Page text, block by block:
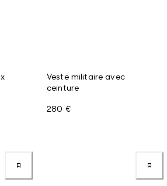
Veste militaire avec
ceinture
280 €